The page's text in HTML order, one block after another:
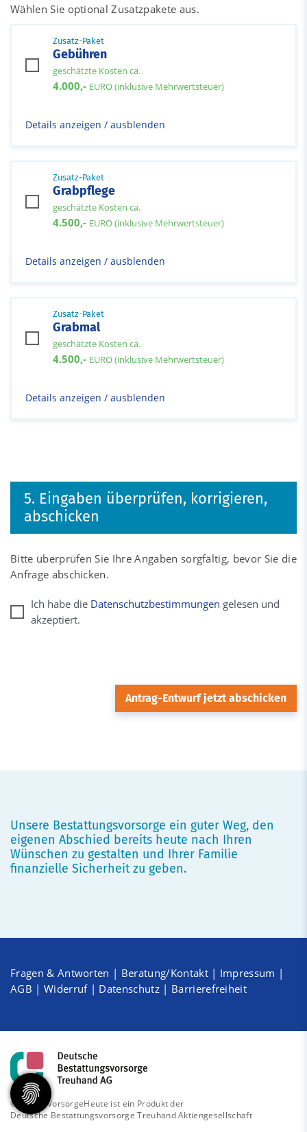
Wählen Sie optional Zusatzpakete aus.
Zusatz-Paket
Gebühren
geschätzte Kosten ca.
4.000,- EURO (inklusive Mehrwertsteuer)
Details anzeigen / ausblenden
Zusatz-Paket
Grabpflege
geschätzte Kosten ca.
4.500,- EURO (inklusive Mehrwertsteuer)
Details anzeigen / ausblenden
Zusatz-Paket
Grabmal
geschätzte Kosten ca.
4.500,- EURO (inklusive Mehrwertsteuer)
Details anzeigen / ausblenden
5. Eingaben überprüfen, korrigieren,
abschicken
Bitte überprüfen Sie Ihre Angaben sorgfältig, bevor Sie die
Anfrage abschicken.
Ich habe die Datenschutzbestimmungen gelesen und
akzeptiert.
Unsere Bestattungsvorsorge ein guter Weg, den
eigenen Abschied bereits heute nach Ihren
Wünschen zu gestalten und Ihrer Familie
finanzielle Sicherheit zu geben.
Fragen & Antworten | Beratung/Kontakt| Impressum |
AGB | Widerruf| Datenschutz | Barrierefreiheit
© 2026 - VorsorgeHeute ist ein Produkt der
Deutsche Bestattungsvorsorge Treuhand Aktiengesellschaft